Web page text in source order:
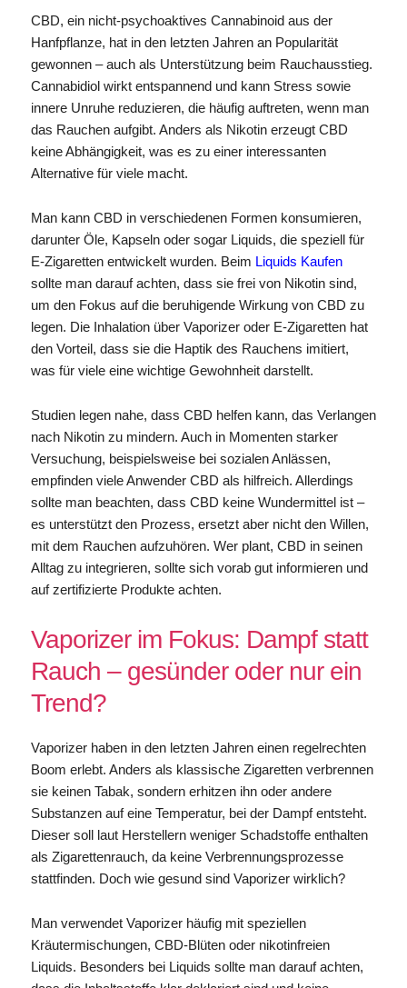
CBD, ein nicht-psychoaktives Cannabinoid aus der
Hanfpflanze, hat in den letzten Jahren an Popularität
gewonnen – auch als Unterstützung beim Rauchausstieg.
Cannabidiol wirkt entspannend und kann Stress sowie
innere Unruhe reduzieren, die häufig auftreten, wenn man
das Rauchen aufgibt. Anders als Nikotin erzeugt CBD
keine Abhängigkeit, was es zu einer interessanten
Alternative für viele macht.
Man kann CBD in verschiedenen Formen konsumieren,
darunter Öle, Kapseln oder sogar Liquids, die speziell für
E-Zigaretten entwickelt wurden. Beim Liquids Kaufen
sollte man darauf achten, dass sie frei von Nikotin sind,
um den Fokus auf die beruhigende Wirkung von CBD zu
legen. Die Inhalation über Vaporizer oder E-Zigaretten hat
den Vorteil, dass sie die Haptik des Rauchens imitiert,
was für viele eine wichtige Gewohnheit darstellt.
Studien legen nahe, dass CBD helfen kann, das Verlangen
nach Nikotin zu mindern. Auch in Momenten starker
Versuchung, beispielsweise bei sozialen Anlässen,
empfinden viele Anwender CBD als hilfreich. Allerdings
sollte man beachten, dass CBD keine Wundermittel ist –
es unterstützt den Prozess, ersetzt aber nicht den Willen,
mit dem Rauchen aufzuhören. Wer plant, CBD in seinen
Alltag zu integrieren, sollte sich vorab gut informieren und
auf zertifizierte Produkte achten.
Vaporizer im Fokus: Dampf statt
Rauch – gesünder oder nur ein
Trend?
Vaporizer haben in den letzten Jahren einen regelrechten
Boom erlebt. Anders als klassische Zigaretten verbrennen
sie keinen Tabak, sondern erhitzen ihn oder andere
Substanzen auf eine Temperatur, bei der Dampf entsteht.
Dieser soll laut Herstellern weniger Schadstoffe enthalten
als Zigarettenrauch, da keine Verbrennungsprozesse
stattfinden. Doch wie gesund sind Vaporizer wirklich?
Man verwendet Vaporizer häufig mit speziellen
Kräutermischungen, CBD-Blüten oder nikotinfreien
Liquids. Besonders bei Liquids sollte man darauf achten,